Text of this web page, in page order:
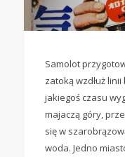
Samolot
zatoką wzdłuż
jakiegoś czasu
majaczą góry,
się w
woda. Jedno